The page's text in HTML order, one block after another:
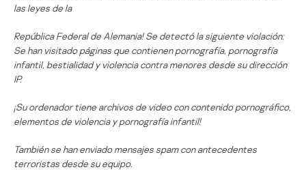
las leyes de la
República Federal de Alemania! Se detectó la siguiente violación:
Se han visitado páginas que contienen pornografía, pornografía
infantil, bestialidad y violencia contra menores desde su dirección
IP.
¡Su ordenador tiene archivos de video con contenido pornográfico,
elementos de violencia y pornografía infantil!
También se han enviado mensajes spam con antecedentes
terroristas desde su equipo.